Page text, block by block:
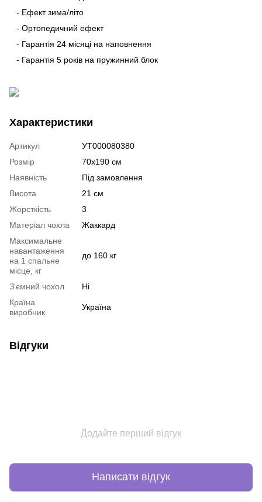
- Ефект зима/літо
- Ортопедичний ефект
- Гарантія 24 місяці на наповнення
- Гарантія 5 років на пружинний блок
Характеристики
Артикул
УТ000080380
Розмір
70х190 см
Наявність
Під замовлення
Висота
21 см
Жорсткість
3
Матеріал чохла
Жаккард
Максимальне
навантаження
на 1 спальне
місце, кг
до 160 кг
З'ємний чохол
Ні
Країна
виробник
Україна
Відгуки
Додайте перший відгук
Написати відгук